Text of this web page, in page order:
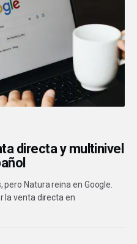
directa y multinivel
Natura reina en Google.
la venta directa en